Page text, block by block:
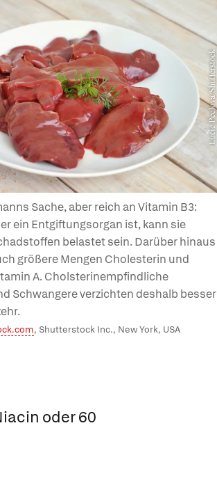
Sache, aber reich an Vitamin B3:
ein Entgiftungsorgan ist, kann sie
belastet sein. Darüber hinaus
größere Mengen Cholesterin und
A. Cholsterinempfindliche
Schwangere verzichten deshalb besser
, Shutterstock Inc., New York, USA
oder 60